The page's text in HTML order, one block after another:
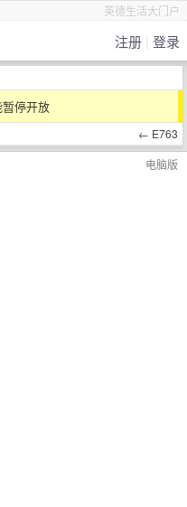
英德生活大门户
注册 登录
停开放
← E763
电脑版